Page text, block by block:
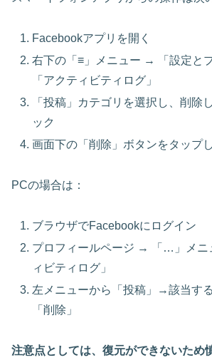
Facebookアプリを開く
右下の「≡」メニュー → 「設定と
「アクティビティログ」
「投稿」カテゴリを選択し、削除
ック
画面下の「削除」ボタンをタップ
PCの場合は：
ブラウザでFacebookにログイン
プロフィールページ → 「…」メニ
ィビティログ」
左メニューから「投稿」→該当す
「削除」
注意点としては、復元ができないため